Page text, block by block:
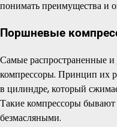
понимать преимущества и
Поршневые
Самые распространенные
компрессоры. Принцип их
в цилиндре, который
Такие компрессоры
безмасляными.